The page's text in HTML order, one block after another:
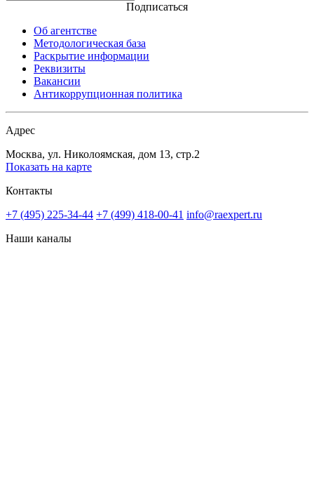
Подписаться
Об агентстве
Методологическая база
Раскрытие информации
Реквизиты
Вакансии
Антикоррупционная политика
Адрес
Москва, ул. Николоямская, дом 13, стр.2
Показать на карте
Контакты
+7 (495) 225-34-44 +7 (499) 418-00-41 info@raexpert.ru
Наши каналы